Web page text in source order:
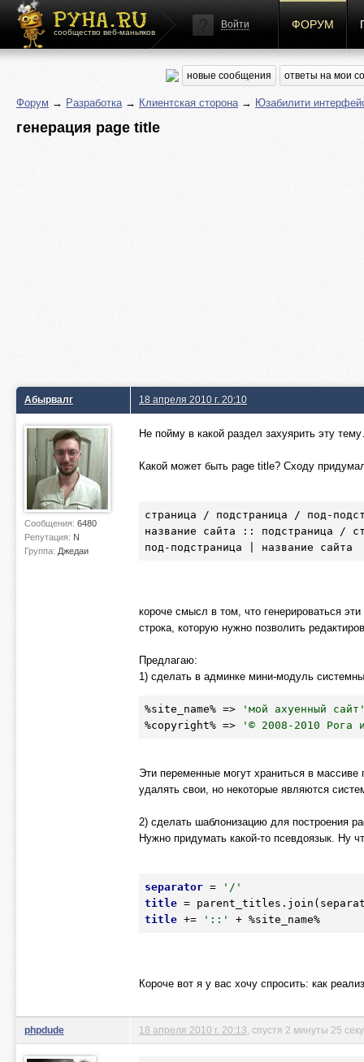
сообщество веб-маньяков
Войти ФОРУМ
новые сообщения ответы на мои
Форум → Разработка→ Клиентская сторона→ Юзабилити
генерация page title
Абырвалг
Сообщения: 6480
Репутация: N
Группа: Джедаи
18 апреля 2010 г. 20:10
Не пойму в какой раздел захуярить эту
Какой может быть page title? Сходу
страница / подстраница / под-
название сайта :: подстраница /
под-подстраница | название сайта
короче смысл в том, что генерироваться
строка, которую нужно позволить
Предлагаю:
1) сделать в админке мини-модуль
%site_name% =>
'мой ахуенный
%copyright% =>
'© 2008-2010 Рога
Эти переменные могут храниться в
удалять свои, но некоторые являются
2) сделать шаблонизацию для построения
Нужно придумать какой-то псевдоязык. Ну
separator = '/'
title
title += '::' + %site_name%
Короче вот я у вас хочу спросить: как
phpdude 18 апреля 2010 г. 20:13 , спустя 2 минуты 25